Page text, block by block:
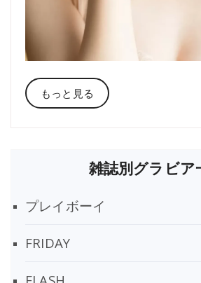
もっと見る
雑誌別グラビア
プレイボーイ
FRIDAY